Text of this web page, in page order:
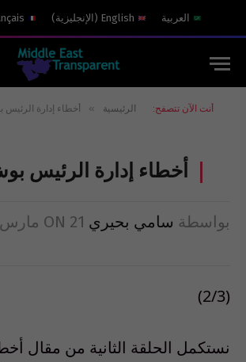
العربية English
( الإنجليزية)
أنت الآن تتصفح: الرئيسية » أخطاء إدارة
أخطاء إدارة الرئيس
بواسطة سامي بحيري ON 21 مارس 2007
(2/3)
نستكمل الحلقة الثانية من مقال